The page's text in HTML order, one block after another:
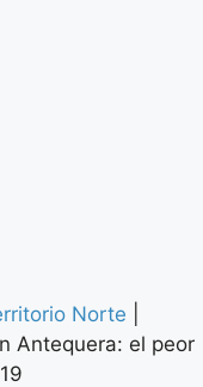
Norte
Antequera: el peor